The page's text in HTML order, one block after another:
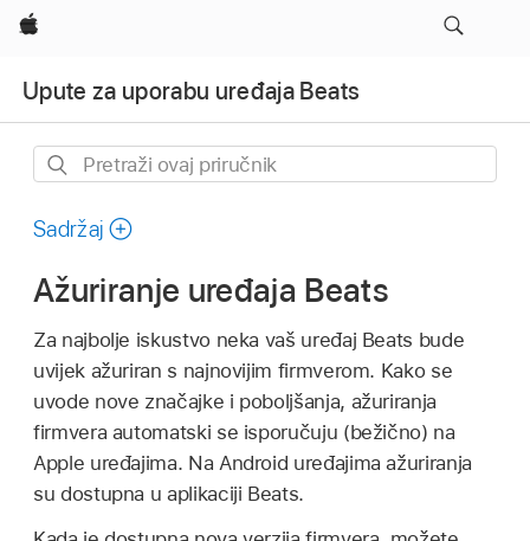
Apple
Upute za uporabu uređaja Beats
Pretraži
priručnik
Sadržaj
Ažuriranje uređaja Beats
Za najbolje iskustvo neka vaš uređaj Beats bude
uvijek ažuriran s najnovijim firmverom. Kako se
uvode nove značajke i poboljšanja, ažuriranja
firmvera automatski se isporučuju (bežično) na
Apple uređajima. Na Android uređajima ažuriranja
su dostupna u aplikaciji Beats.